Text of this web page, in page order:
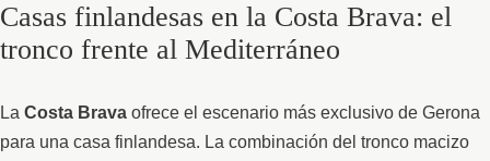
Casas finlandesas en la Costa Brava: el
tronco frente al Mediterráneo
La Costa Brava ofrece el escenario más exclusivo de Gerona
para una casa finlandesa. La combinación del tronco macizo